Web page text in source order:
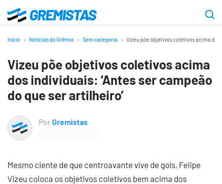
para
principal
Gremistas
Início Notícias do Grêmio Sem categoria Vizeu põe objetivos coletivos acima dos
Vizeu põe objetivos coletivos acima
dos individuais: ‘Antes ser campeão
do que ser artilheiro’
PorGremistas
Mesmo ciente de que centroavante vive de gols, Felipe
Vizeu coloca os objetivos coletivos bem acima dos